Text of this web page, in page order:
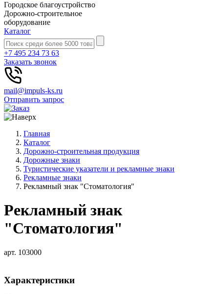
Городское благоустройство
Дорожно-строительное
оборудование
Каталог
+7 495 234 73 63
Заказать звонок
mail@impuls-ks.ru
Отправить запрос
Главная
Каталог
Дорожно-строительная продукция
Дорожные знаки
Туристические указатели и рекламные знаки
Рекламные знаки
Рекламный знак "Стоматология"
Рекламный знак
"Стоматология"
арт. 103000
Характеристики